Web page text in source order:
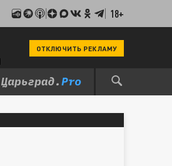
18+
ОТКЛЮЧИТЬ РЕКЛАМУ